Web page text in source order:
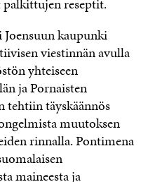
reseptit.
Joensuun kaupunki
viestinnän avulla
yhteiseen
ja Pornaisten
tehtiin täyskäännös
muutoksen
rinnalla. Pontimena
maineesta ja